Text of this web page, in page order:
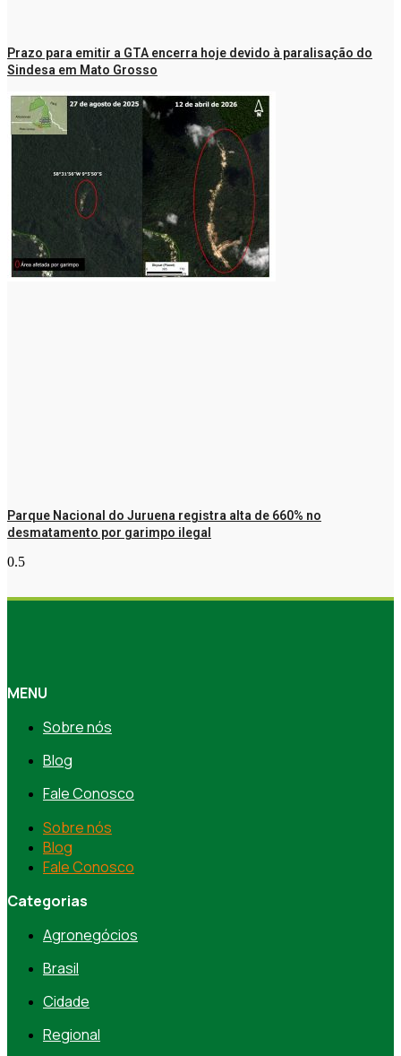
Prazo para emitir a GTA encerra hoje devido à paralisação do
Sindesa em Mato Grosso
Parque Nacional do Juruena registra alta de 660% no
desmatamento por garimpo ilegal
MENU
Sobre nós
Blog
Fale Conosco
Sobre nós
Blog
Fale Conosco
Categorias
Agronegócios
Brasil
Cidade
Regional